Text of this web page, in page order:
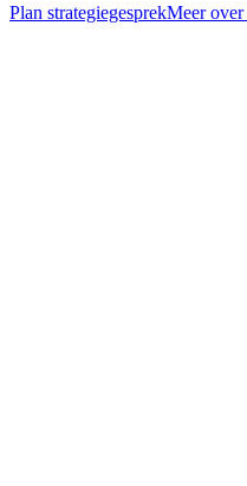
Plan strategiegesprekMeer over